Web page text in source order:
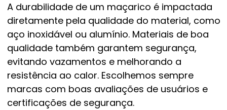
A durabilidade de um maçarico é impactada
diretamente pela qualidade do material, como
aço inoxidável ou alumínio. Materiais de boa
qualidade também garantem segurança,
evitando vazamentos e melhorando a
resistência ao calor. Escolhemos sempre
marcas com boas avaliações de usuários e
certificações de segurança.